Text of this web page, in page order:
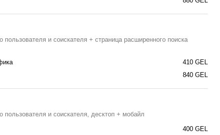
пользователя и соискателя + страница расширенного поиска
410 GEL
840 GEL
пользователя и соискателя, десктоп + мобайл
400 GEL